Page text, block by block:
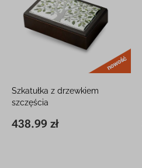
Szkatułka z drzewkiem
szczęścia
438.99 zł
12,5 x 20,5 x 5,5 cm